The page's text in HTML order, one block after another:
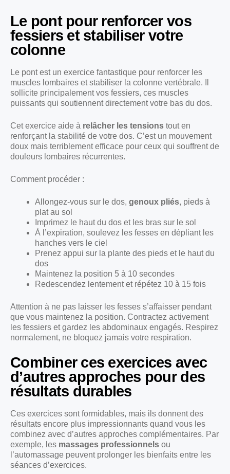
Le pont pour renforcer vos
fessiers et stabiliser votre
colonne
Le pont est un exercice fantastique pour renforcer les
muscles lombaires et stabiliser la colonne vertébrale. Il
sollicite principalement vos fessiers, ces muscles
puissants qui soutiennent directement votre bas du dos.
Cet exercice aide à relâcher les tensions tout en
renforçant la stabilité de votre dos. C’est un mouvement
doux mais terriblement efficace pour ceux qui souffrent de
douleurs lombaires récurrentes.
Comment procéder :
Allongez-vous sur le dos, genoux pliés, pieds à
plat au sol
Imprimez le haut du dos et les bras sur le sol
À l’expiration, soulevez les fesses en dépliant les
hanches vers le ciel
Prenez appui sur la plante des pieds et le haut du
dos
Maintenez la position 5 à 10 secondes
Redescendez lentement et répétez 10 à 15 fois
Attention à ne pas laisser les fesses s’affaisser pendant
que vous maintenez la position. Contractez activement
les fessiers et gardez les abdominaux engagés. Respirez
normalement, ne bloquez jamais votre respiration.
Combiner ces exercices avec
d’autres approches pour des
résultats durables
Ces exercices sont formidables, mais ils donnent des
résultats encore plus impressionnants quand vous les
combinez avec d’autres approches complémentaires. Par
exemple, les massages professionnels ou
l’automassage peuvent prolonger les bienfaits entre les
séances d’exercices.